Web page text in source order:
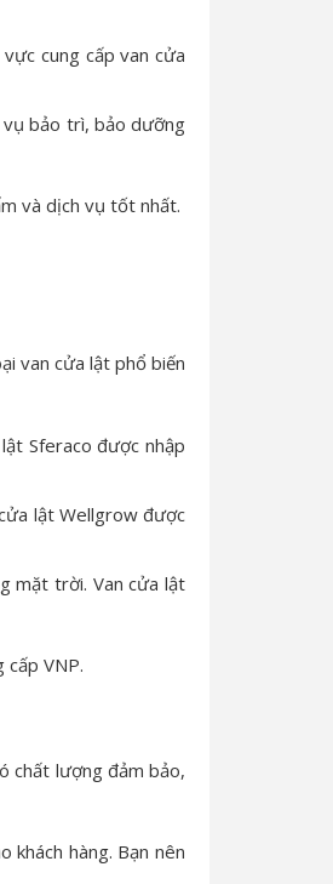
cung cấp van cửa
vụ bảo trì, bảo dưỡng
và dịch vụ tốt nhất.
van cửa lật phổ biến
Sferaco được nhập
lật Wellgrow được
mặt trời. Van cửa lật
cấp VNP.
chất lượng đảm bảo,
khách hàng. Bạn nên